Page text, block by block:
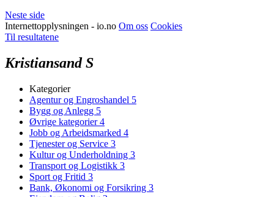
Neste side
Internettopplysningen - io.no Om oss Cookies
Til resultatene
Kristiansand S
Kategorier
Agentur og Engroshandel 5
Bygg og Anlegg 5
Øvrige kategorier4
Jobb og Arbeidsmarked 4
Tjenester og Service 3
Kultur og Underholdning 3
Transport og Logistikk 3
Sport og Fritid 3
Bank, Økonomi og Forsikring 3